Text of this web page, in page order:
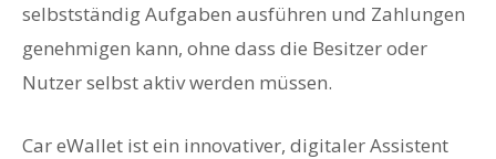
selbstständig Aufgaben ausführen und Zahlungen
genehmigen kann, ohne dass die Besitzer oder
Nutzer selbst aktiv werden müssen.
Car eWallet ist ein innovativer, digitaler Assistent